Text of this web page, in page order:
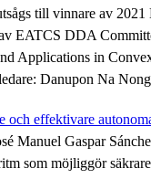
till vinnare av
EATCS DDA
Applications in
Danupon Na
och effektivare
Manuel Gaspar
som möjliggör